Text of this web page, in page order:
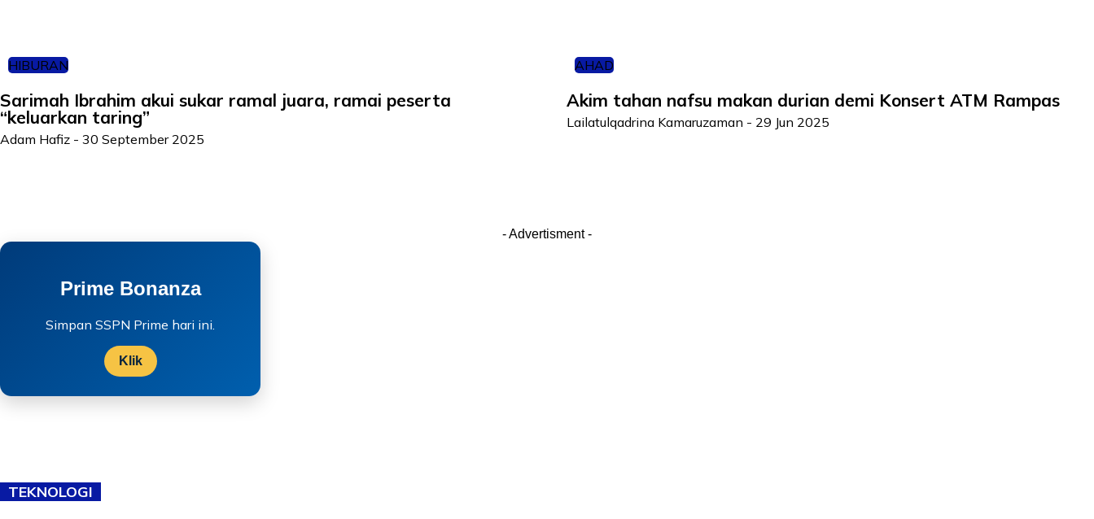
HIBURAN
Sarimah Ibrahim akui sukar ramal juara, ramai peserta
“keluarkan taring”
Adam Hafiz - 30 September 2025
AHAD
Akim tahan nafsu makan durian demi Konsert ATM Rampas
Lailatulqadrina Kamaruzaman - 29 Jun 2025
- Advertisment -
Prime Bonanza
Simpan SSPN Prime hari ini.
Klik
TEKNOLOGI